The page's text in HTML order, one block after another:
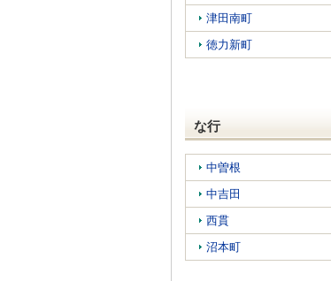
津田南町
徳力新町
な行
中曽根
中吉田
西貫
沼本町